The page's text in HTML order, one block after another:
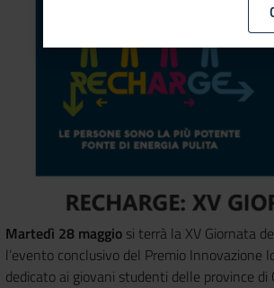
Martedì 28 maggio si terrà la XV Giornata
l’evento conclusivo del Premio Innovazione
dedicato ai giovani studenti delle province di